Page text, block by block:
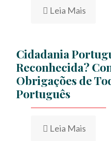
Leia Mais
Cidadania
Reconhecida?
Obrigações de
Português
Leia Mais